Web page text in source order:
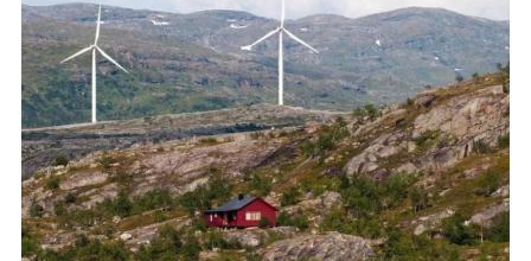
ThreadsFacebookYoutube
X Instagram
Flick TikTok